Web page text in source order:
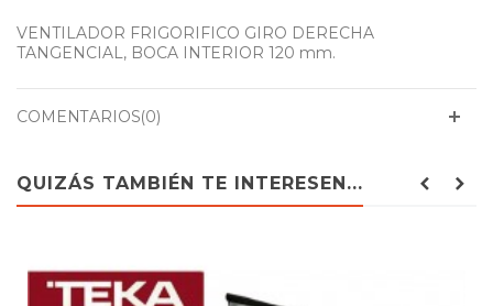
VENTILADOR FRIGORIFICO GIRO DERECHA
TANGENCIAL, BOCA INTERIOR 120 mm.
COMENTARIOS(0)
QUIZÁS TAMBIÉN TE INTERESEN...